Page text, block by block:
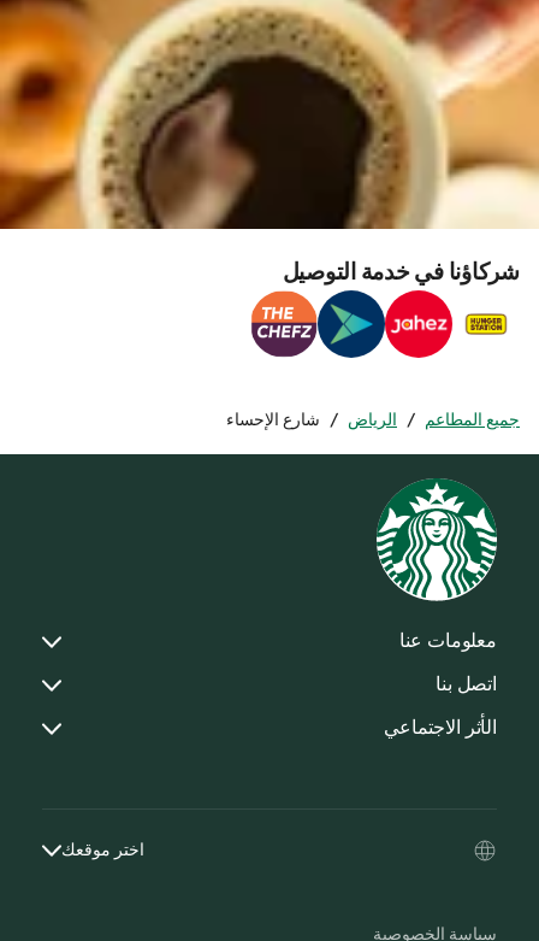
شركاؤنا في خدمة التوصيل
جميع المطاعم / الرياض / شارع الإحساء
معلومات عنا
اتصل بنا
الأثر الاجتماعي
اختر موقعك
سياسة الخصوصية